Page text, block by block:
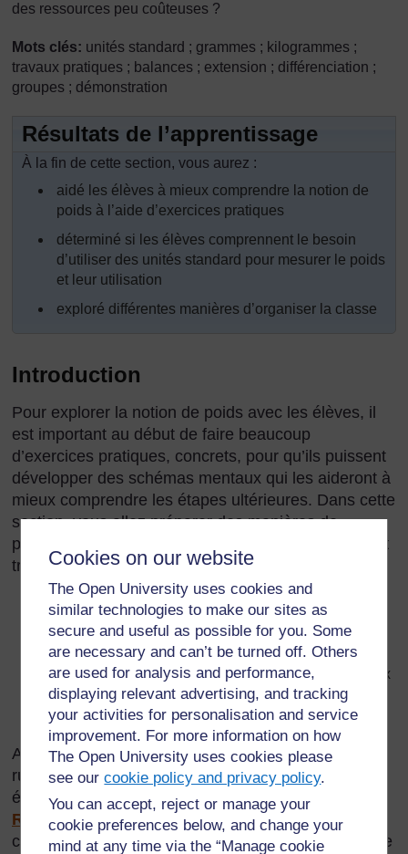
Cookies on our website
The Open University uses cookies and
similar technologies to make our sites as
secure and useful as possible for you. Some
are necessary and can’t be turned off. Others
are used for analysis and performance,
displaying relevant advertising, and tracking
your activities for personalisation and service
improvement. For more information on how
The Open University uses cookies please
see ourcookie policy and privacy policy.
You can accept, reject or manage your
cookie preferences below, and change your
mind at any time via the “Manage cookie
des ressources peu coûteuses ?
Mots clés: unités standard ; grammes ; kilogrammes ;
travaux pratiques ; balances ; extension ; différenciation ;
groupes ; démonstration
Résultats de l’apprentissage
À la fin de cette section, vous aurez :
aidé les élèves à mieux comprendre la notion de
poids à l’aide d’exercices pratiques
déterminé si les élèves comprennent le besoin
d’utiliser des unités standard pour mesurer le poids
et leur utilisation
exploré différentes manières d’organiser la classe
Introduction
Pour explorer la notion de poids avec les élèves, il
est important au début de faire beaucoup
d’exercices pratiques, concrets, pour qu’ils puissent
développer des schémas mentaux qui les aideront à
mieux comprendre les étapes ultérieures. Dans cette
section, vous allez préparer des manières de
présenter aux élèves le concept de poids en suivant
trois étapes :
comparer le poids de deux objets ou plus qu’on tient
en même temps
estimer et mesurer le poids de certains objets en
utilisant des unités non standard, comme des cailloux
mesurer et comparer le poids des objets à l’aide
d’unités standard
Au cœur de ce travail, l’utilisation de balances
rudimentaires à fabriquer à l’aide de matériaux
économiques et facilement disponibles (voir la
Ressource 1 : Balance rudimentaire). Des
conseils relatifs au rassemblement de ressources se